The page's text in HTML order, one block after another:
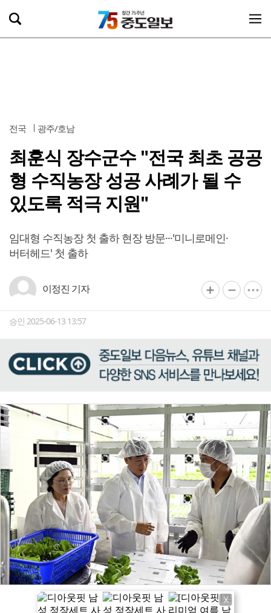
전국 광주/호남
최훈식 장수군수 "전국 최초 공공
형 수직농장 성공 사례가 될 수
있도록 적극 지원"
임대형 수직농장 첫 출하 현장 방문···'미니로메인·
버터헤드' 첫 출하
이정진 기자
승인 2025-06-13 13:57
X